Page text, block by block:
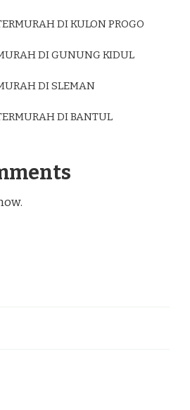
DI KULON PROGO
DI GUNUNG KIDUL
DI SLEMAN
DI BANTUL